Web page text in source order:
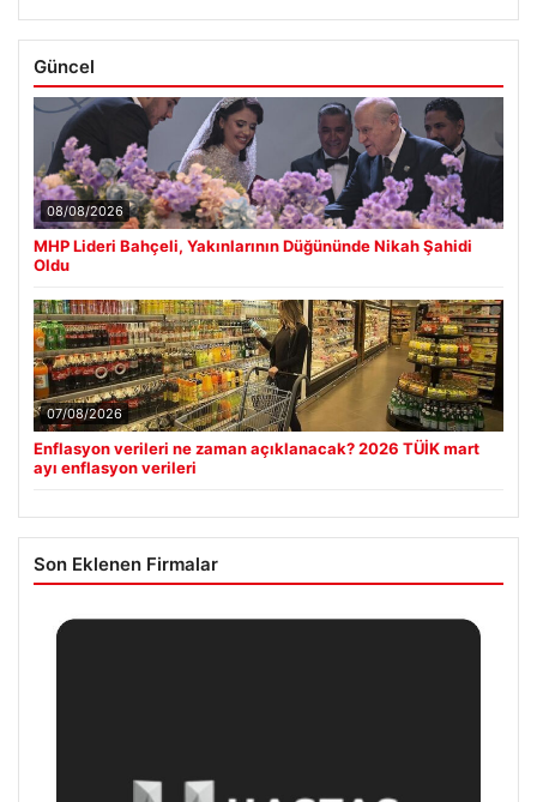
Güncel
08/08/2026
MHP Lideri Bahçeli, Yakınlarının Düğününde Nikah Şahidi
Oldu
07/08/2026
Enflasyon verileri ne zaman açıklanacak? 2026 TÜİK mart
ayı enflasyon verileri
Son Eklenen Firmalar